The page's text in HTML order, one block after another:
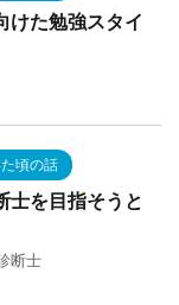
けた勉強スタイ
頃の話
士を目指そうと
断士